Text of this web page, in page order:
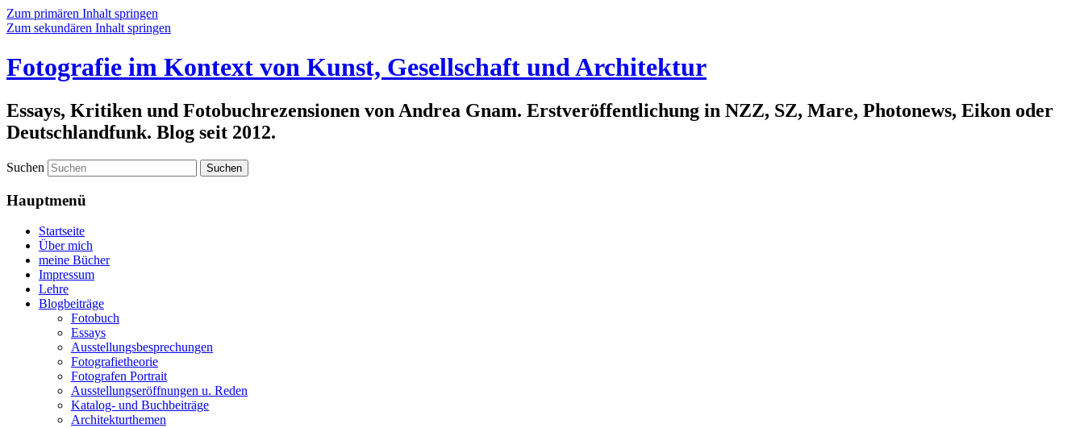
Zum primären Inhalt springen
Zum sekundären Inhalt springen
Fotografie im Kontext von Kunst, Gesellschaft und Architektur
Essays, Kritiken und Fotobuchrezensionen von Andrea Gnam. Erstveröffentlichung in NZZ, SZ, Mare, Photonews, Eikon oder
Deutschlandfunk. Blog seit 2012.
Suchen
Hauptmenü
Startseite
Über mich
meine Bücher
Impressum
Lehre
Blogbeiträge
Fotobuch
Essays
Ausstellungsbesprechungen
Fotografietheorie
Fotografen Portrait
Ausstellungseröffnungen u. Reden
Katalog- und Buchbeiträge
Architekturthemen